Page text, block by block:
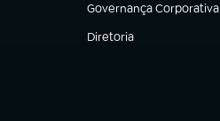
Governança Corporativa
(abre em nova aba)
Diretoria
(abre em nova aba)